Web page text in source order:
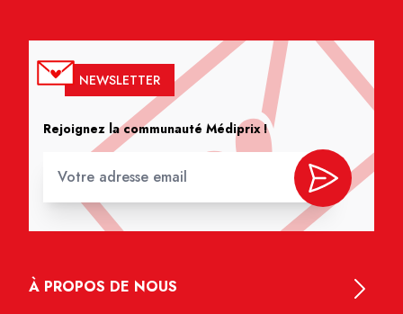
NEWSLETTER
Rejoignez la communauté Médiprix !
À PROPOS DE NOUS